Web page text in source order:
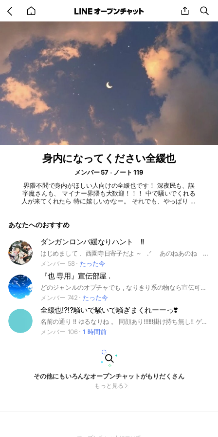
back
to
share
身内になってください全緩也
メンバー 57
ノート 119
界隈不問で身内がほしい人向けの全緩也です！ 深夜民も、誤
字魔さんも、 マイナー界隈も大歓迎！！！ 中で騒いでくれる
人が来てくれたら 特に嬉しいかなー。 それでも、やっぱり 表
って人も 是非楽しんでいってください︎ね👍🏻 ̖́- そしたら軽くル
ラ崩壊 / CC自由 ❌ 𓏸𓏸厨 / 三次元 / 折 飽きたり合わない時は
いつでも抜けていただいて大丈夫です！！！ 、、、 以
上！！！ 需要はそこの君！って言いたいところだけど、、 出
来そうなのあればコチラも候補にして くれると嬉しい！！ ↓
ンソーマン #ヒロアカ #忘バ #忘却バッテリー #鬼滅 #HQ #ハ
イキュー #SD #スラムダンク #ONEPIECE #H×H #HUNTER ×
HUNTER #幽遊白書 #テニプリ #テニスの王子様 #銀魂 #デス
ノート #怪獣8号 #サカモトデイズ #マッシュル #七つの大罪 #
ワールドトリガー #極楽街 #ファントムバスターズ #金カム #
青の祓魔師 #青エク #この音止まれ！#WB #ウィンブレ #WIN
DBREAKER #ブルーロック #ダイヤのA #進撃の巨人 #AoT #D
C #モブサイコ100 #BSD #シャドーハウス #宝石の国 #堕落JK
カリスマ #春の嵐とモンスター #多聞くん今どっち？！ #恋せ
よまやかし天使ども #Fate #FGO #18trip #ペルソナ #zzz #ゼ
ンレスゾーンゼロ #原神 #第五人格 #プロセカ #ツイステ #V3
#崩壊3rd #にじさんじ #2434 #3KSM #ライバー #wrwrd #実
況者 #ビットワールド なりきり #緩也 #也 #全也 #全緩也 #身
内く
あなたへのおすすめ
ダンガンロンパ緩なりハント !!
はじめまして 、西園寺日寄子だよ ~ .ᐟ‪ あのねあのね ！ここはね .ᐣ ダンガンロンパシリーズのキャラの也をする部屋なんだよ ~ .ᐣ 表から入ってね ~ っ 、背後のお話から 、入るのだめだよ ~ 、 どっぺるさん5人まで大歓迎だよ ~ .ᐟ‪ 見学や オリジナルは 、知らない子だから 遠慮してね ~ .ᐟ‪ ハントしまくっちゃいなよ っ .ᐟ‪ (くす ヾ もしかして怖いの ~ .ᐣ 大丈夫 、誰も笑わないから さ っ .ᐟ‪ 背後の人が 、お話する時は、 それ相応の 、マークつけてね ~ ！ 完壁に也ってわけじゃなくて 、ゆる~くね .ᐟ‪ 荒らし はダメだよ ~ .ᐣ 即抜け .ᐣ う ~ ん … 、 合わないところだったってこと でしょ .ᐣ グレーゾーンってとこ .ᐣ 詳しいことは 、ノートに書いてあるから 、気になったら入ってみてね まってるから ね (くすヾ あ 、 そう ヽ 、 ドッペル地雷のおにいたちはお断りしてるんだ ~ 。 これは後から決まった決定事項だから 、 今いるおにぃ達が地雷ならそこは締め切ってるからね ~ っ 一応 、 いいかダメかくらいは いってね ~ っ .ᐟ‪ (初代青冠完C致しました) 埋伽羅(敬称略失) 狛枝凪斗 石丸清多夏( 石田も同様 ) 日向創 (詳しくは入ってすぐメンバーリスト迄) ／上記を希望とした方は通しますが、着席はできません ( CCは、短期でも関係なく、埋まりキャラは着席できません) 追記 最初は初期アイコン、未定で入っていただけると助かります 初期案、自己解釈キャラ等も着可です。 表での厨出しはできる限り控えてくださると幸いです。 ノート、絡みに関しては自衛ということになりますのでご自由に。 🏷️ #ダンガンロンパ #ダンロン #nrkr #なりきり #ダンガンロンパなりきり #也 #緩なり #ハント 作成日 2025.09.26
メンバー 58
たった今
『也 専用』宣伝部屋 .
どのジャンルのオプチャでも , なりきり系の物なら宣伝可能です。 もし良ければぜひどうぞ !!
メンバー 742
たった今
全緩也⁉️⁉️騒いで騒いで騒ぎまくれーーっ❣️
名前の通り ‼️ ゆるなりね 。 同顔あり‼️‼️‼️掛け持ち無し‼️ ゲームキャラでもいーよーーー‼️ とにかく全キャラ緩なりな‼️‼️みんな来いよ‼️‼️‼️‼️ 114514‼️114514‼️ 1 1 4 ‼️ 5 1 4 ‼️ まじで緩すぎるから もうみんな 自由気ままにやってる ！！！ しかもガチのガチガチnrkrしてる人全然 いなーーーーーい ‼️ とりま 最近過疎だからまぢ きてね ⁉️ 来たらいいこと ありすぎる ❣️ ちょーーーー楽しいよ ‼️‼️ まー 説明は これくらい ‼️ 荒らさないで ーー ‼️ 即抜けも悲しいな 🥹🥹🥹 なんか3回くらい100人超えたんだけど、最近過疎りすぎて人減ってるの‼️‼️‼️‼️ だから騒いでくれる人ぼしゅー‼️‼️ まだ見てるなら来て！！！！！！！まってる！！！！ 🏷️ #アニメ緩なり #アニメ #アニメなりきり #ゲーム #ゲームなりきり #nrkr #ゆるなり #なりきり #進撃の巨人#薬屋のひとりごと#リゼロ#Re:ゼロから始める異世界生活#地縛少年花子くん#魔法少女まどか☆マギカ#まどマギ#マギアレコード魔法少女まどか☆マギカ外伝#マギレコ#NARUTO#ボルト#ドラゴンボール#鬼滅の刃#BLEACH#スラムダンク#銀魂#メダリスト#ヴァイオレット・エヴァーガーデン#エヴァ#エヴァンゲリオン#呪術廻戦#h×h#HUNTER×HUNTER#Dr.STONE#ドクターストーン#転生したらスライムだった件#転スラ#リコリス・リコイル#リコリコ#サカモトデイズ#アオのハコ#ワンピース#怪獣8号#ハイキュー#ジョジョの奇妙な冒険#ジョジョ#鋼の錬金術師#僕のヒーローアカデミア#君のことが大大大好きな100人の彼女#彼女お借りします#五等分の花嫁#東京リベンジャーズ#東リべ#鬼滅の刃#きめつ#タコピーの原罪#タコピー#ヘタリア#文豪ストレイドッグス#文スト#約ネバ#約束のネバーランド#薫る花は凛と咲く#光が死んだ夏 ゲーム系or実況者 #からピチ#カラフルピーチ#krpt#にじさんじ#2434#すとぷり#すとろべりーぷりんす#stpr#原神#スタレ#崩壊スターレイル#wrwrd
メンバー 106
1 時間前
その他にもいろんなオープンチャットがもりだくさん
もっと見る